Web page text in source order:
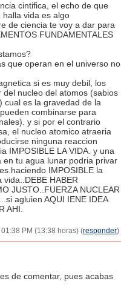
cintifica, el echo de que
halla vida es algo
de ciencia te voy a dar para
FUNDAMENTALES
que operan en el universo no
si es muy debil, los
nucleo del atomos (sabios
cual es la gravedad de la
combinarse para
y si por el contrario
el nucleo atomico atraeria
ninguna reaccion
IMPOSIBLE LA VIDA. y una
en tu agua lunar podria privar
IMPOSIBLE la
HABER
JUSTO..FUERZA NUCLEAR
agluien AQUI IENE IDEA
AHI.
PM (13:38 horas) (responder)
de comentar, pues acabas